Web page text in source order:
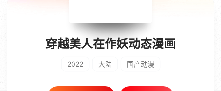
穿越美人在作妖动态漫画
2022 大陆 国产动漫